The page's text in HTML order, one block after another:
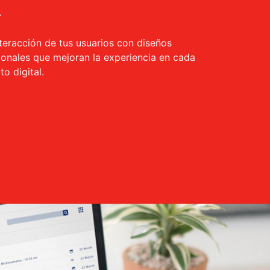
de tus usuarios con diseños
que mejoran la experiencia en cada
digital.